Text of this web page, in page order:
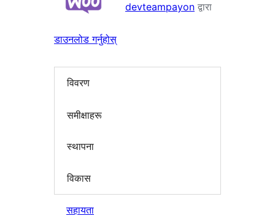
devteampayon द्वारा
डाउनलोड गर्नुहोस्
विवरण
समीक्षाहरू
स्थापना
विकास
सहायता